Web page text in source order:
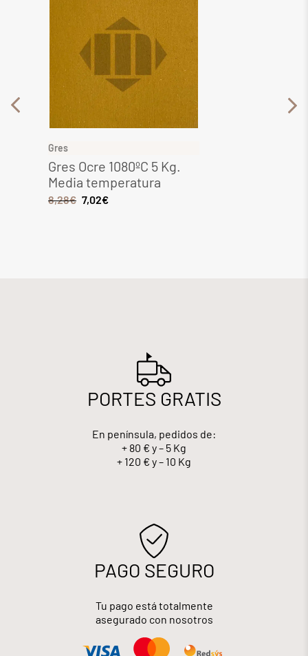
Gres
Gres Ocre 1080ºC 5 Kg.
Media temperatura
8,28€ 7,02€
PORTES GRATIS
En península, pedidos de:
+ 80 € y – 5 Kg
+ 120 € y – 10 Kg
PAGO SEGURO
Tu pago está totalmente
asegurado con nosotros